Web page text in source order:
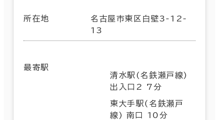
所在地
名古屋市東区白壁3-12-
13
最寄駅
清水駅(名鉄瀬戸線)
出入口2 7分
東大手駅(名鉄瀬戸
線) 南口 10分